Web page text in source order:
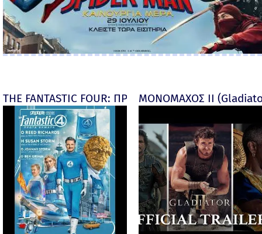
THE FANTASTIC FOUR: ΠΡΩΤΑ ΒΗΜΑΤΑ - final
ΜΟΝΟΜΑΧΟΣ ΙΙ